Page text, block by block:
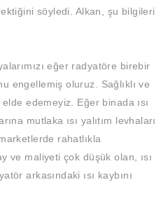
söyledi. Alkan, şu bilgileri
eğer radyatöre birebir
engellemiş oluruz. Sağlıklı ve
edemeyiz. Eğer binada ısı
mutlaka ısı yalıtım levhaları
rahatlıkla
ve maliyeti çok düşük olan, ısı
arkasındaki ısı kaybını